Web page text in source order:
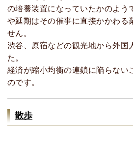
の培養装置になっていたかのよう
や延期はその催事に直接かかわる
せん。
渋谷、原宿などの観光地から外国
た。
経済が縮小均衡の連鎖に陥らない
のです。
散歩